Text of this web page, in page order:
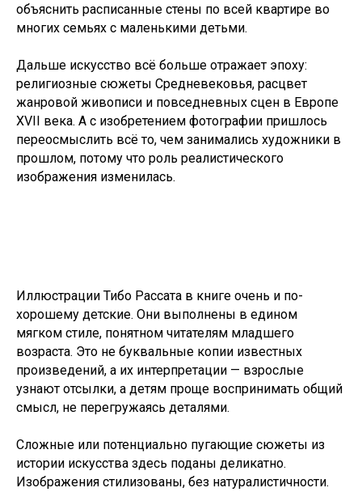
объяснить расписанные стены по всей квартире во
многих семьях с маленькими детьми.
Дальше искусство всё больше отражает эпоху:
религиозные сюжеты Средневековья, расцвет
жанровой живописи и повседневных сцен в Европе
XVII века. А с изобретением фотографии пришлось
переосмыслить всё то, чем занимались художники в
прошлом, потому что роль реалистического
изображения изменилась.
Иллюстрации Тибо Рассата в книге очень и по-
хорошему детские. Они выполнены в едином
мягком стиле, понятном читателям младшего
возраста. Это не буквальные копии известных
произведений, а их интерпретации — взрослые
узнают отсылки, а детям проще воспринимать общий
смысл, не перегружаясь деталями.
Сложные или потенциально пугающие сюжеты из
истории искусства здесь поданы деликатно.
Изображения стилизованы, без натуралистичности.